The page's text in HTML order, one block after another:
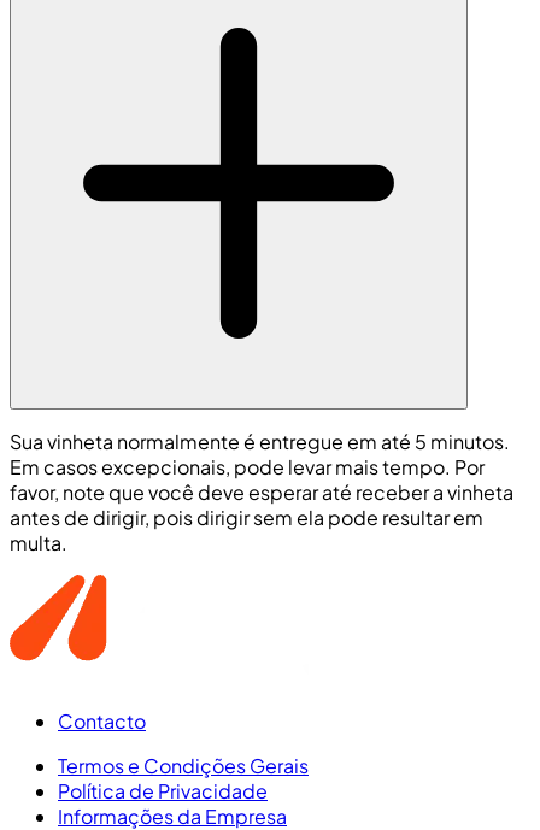
Sua vinheta normalmente é entregue em até 5 minutos.
Em casos excepcionais, pode levar mais tempo. Por
favor, note que você deve esperar até receber a vinheta
antes de dirigir, pois dirigir sem ela pode resultar em
multa.
Contacto
Termos e Condições Gerais
Política de Privacidade
Informações da Empresa